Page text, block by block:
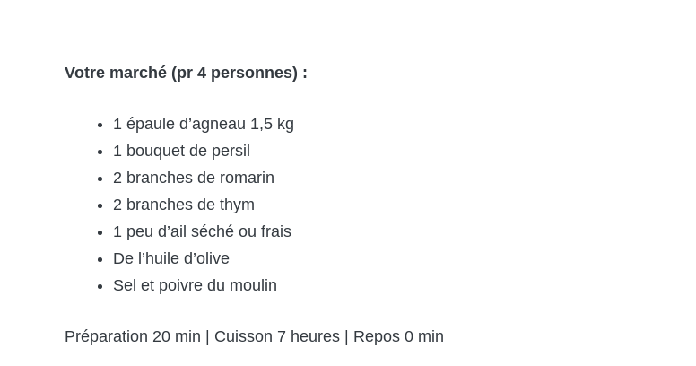
Votre marché (pr 4 personnes) :
1 épaule d’agneau 1,5 kg
1 bouquet de persil
2 branches de romarin
2 branches de thym
1 peu d’ail séché ou frais
De l’huile d’olive
Sel et poivre du moulin
Préparation 20 min | Cuisson 7 heures | Repos 0 min